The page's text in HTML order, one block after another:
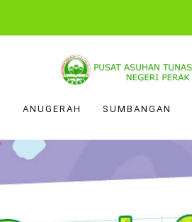
ANUGERAH SUMBANGAN